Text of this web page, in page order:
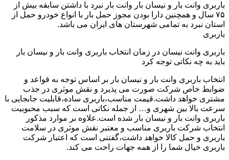
باربری وانت بار و نیسان بار وانت بار نبرد با داشتن سابقه بیش از
۷۵ سال و همچنین دارا بودن مجوز حمل بار با انواع خودرو حمل از
استان نبرد به تمامی شهرستان های ایران می باشد.
باربری
باربری وانت نیسان در زمان انتخاب باربری وانت بار و نیسان بار
باید به چه نکاتی توجه کرد
انتخاب باربری وانت بار و نیسان بار بر اساس توجه به قواعد و
ضوابط خاص شرکت صورت می پذیرد و نقش موثری در جذب
مشتری خواهد داشت.قیمت مناسب،باربری ساده،قابلیت جابجایی با
سرعت بالا بین شهری و… از جمله نکاتی است که سبب محبوبیت
باربری وانت بار و نیسان بار شده است.علاوه بر موارد مذکور
انتخاب شرکت باربری مناسب و معتبر نقش موثری در سلامت
باربری و حمل کالا خواهد داشت،گفتنی است که اعتبار شرکت
باربری خیال شما را از همه جهات راحت می کند.